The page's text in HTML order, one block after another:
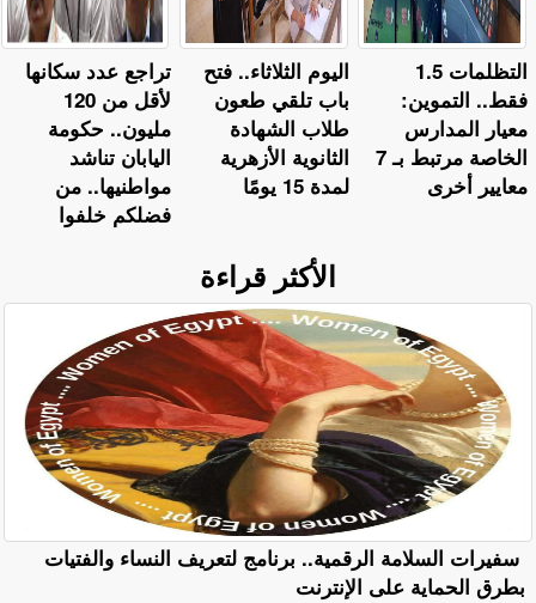
تراجع عدد سكانها
لأقل من 120
مليون.. حكومة
اليابان تناشد
مواطنيها.. من
فضلكم خلفوا
اليوم الثلاثاء.. فتح
باب تلقي طعون
طلاب الشهادة
الثانوية الأزهرية
لمدة 15 يومًا
التظلمات 1.5
فقط.. التموين:
معيار المدارس
الخاصة مرتبط بـ 7
معايير أخرى
الأكثر قراءة
سفيرات السلامة الرقمية.. برنامج لتعريف النساء والفتيات
بطرق الحماية على الإنترنت